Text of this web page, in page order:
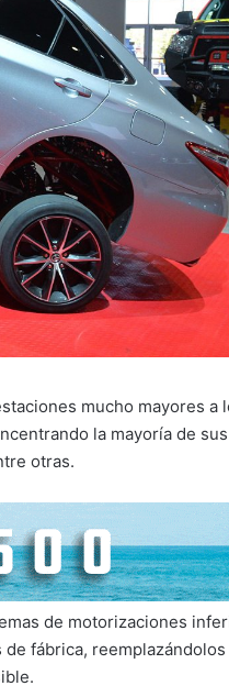
mucho mayores a
la mayoría de sus
otras.
de motorizaciones
fábrica,